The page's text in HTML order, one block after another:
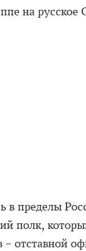
на русское
в пределы
полк,
отставной